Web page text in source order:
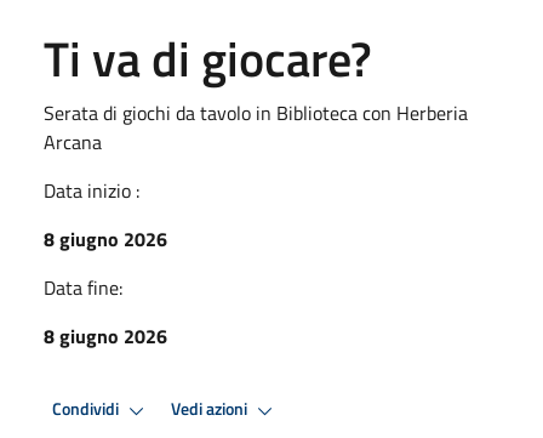
Ti va di giocare?
Serata di giochi da tavolo in Biblioteca con Herberia
Arcana
Data inizio :
8 giugno 2026
Data fine:
8 giugno 2026
Condividi Vedi azioni